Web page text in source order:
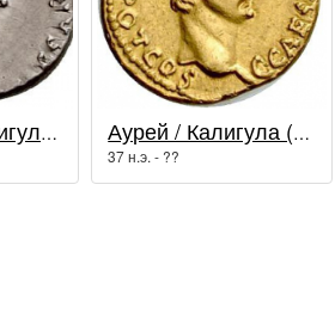
Денарий / Калигула (37 - 41 гг.) Аурей / Калигула (37 - 41 гг.)
37 н.э. - ??